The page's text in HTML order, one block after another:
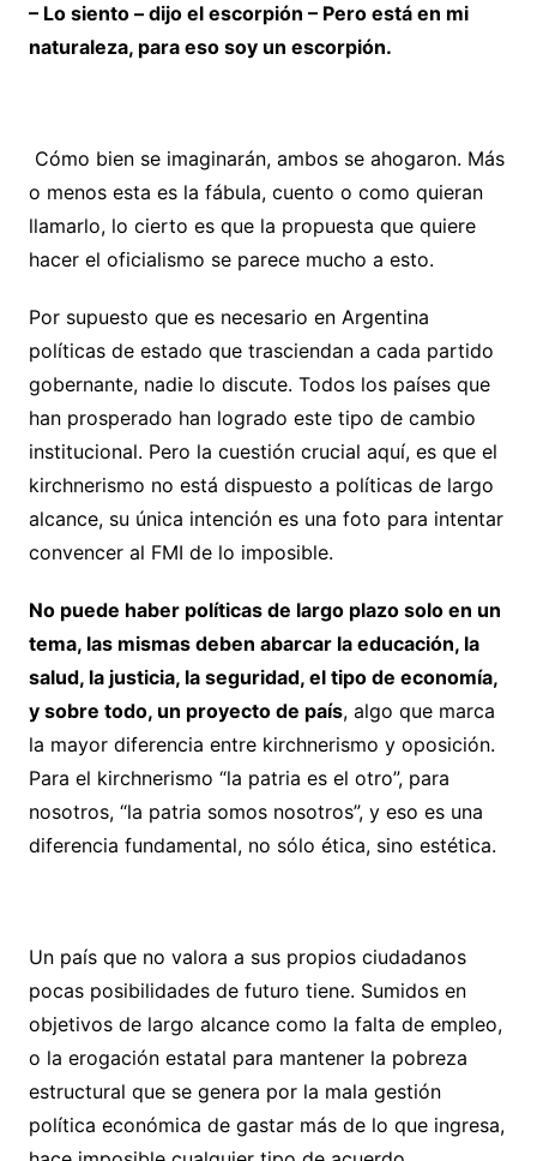
– Lo siento – dijo el escorpión – Pero está en mi
naturaleza, para eso soy un escorpión.
Cómo bien se imaginarán, ambos se ahogaron. Más
o menos esta es la fábula, cuento o como quieran
llamarlo, lo cierto es que la propuesta que quiere
hacer el oficialismo se parece mucho a esto.
Por supuesto que es necesario en Argentina
políticas de estado que trasciendan a cada partido
gobernante, nadie lo discute. Todos los países que
han prosperado han logrado este tipo de cambio
institucional. Pero la cuestión crucial aquí, es que el
kirchnerismo no está dispuesto a políticas de largo
alcance, su única intención es una foto para intentar
convencer al FMI de lo imposible.
No puede haber políticas de largo plazo solo en un
tema, las mismas deben abarcar la educación, la
salud, la justicia, la seguridad, el tipo de economía,
y sobre todo, un proyecto de país, algo que marca
la mayor diferencia entre kirchnerismo y oposición.
Para el kirchnerismo “la patria es el otro”, para
nosotros, “la patria somos nosotros”, y eso es una
diferencia fundamental, no sólo ética, sino estética.
Un país que no valora a sus propios ciudadanos
pocas posibilidades de futuro tiene. Sumidos en
objetivos de largo alcance como la falta de empleo,
o la erogación estatal para mantener la pobreza
estructural que se genera por la mala gestión
política económica de gastar más de lo que ingresa,